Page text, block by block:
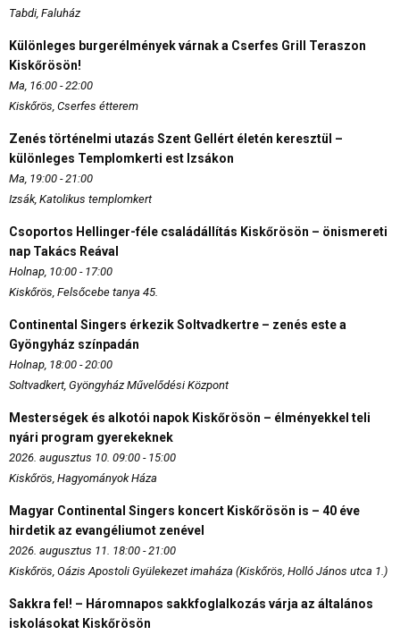
Tabdi, Faluház
Különleges burgerélmények várnak a Cserfes Grill Teraszon
Kiskőrösön!
Ma, 16:00 - 22:00
Kiskőrös, Cserfes étterem
Zenés történelmi utazás Szent Gellért életén keresztül –
különleges Templomkerti est Izsákon
Ma, 19:00 - 21:00
Izsák, Katolikus templomkert
Csoportos Hellinger-féle családállítás Kiskőrösön – önismereti
nap Takács Reával
Holnap, 10:00 - 17:00
Kiskőrös, Felsőcebe tanya 45.
Continental Singers érkezik Soltvadkertre – zenés este a
Gyöngyház színpadán
Holnap, 18:00 - 20:00
Soltvadkert, Gyöngyház Művelődési Központ
Mesterségek és alkotói napok Kiskőrösön – élményekkel teli
nyári program gyerekeknek
2026. augusztus 10. 09:00 - 15:00
Kiskőrös, Hagyományok Háza
Magyar Continental Singers koncert Kiskőrösön is – 40 éve
hirdetik az evangéliumot zenével
2026. augusztus 11. 18:00 - 21:00
Kiskőrös, Oázis Apostoli Gyülekezet imaháza (Kiskőrös, Holló János utca 1.)
Sakkra fel! – Háromnapos sakkfoglalkozás várja az általános
iskolásokat Kiskőrösön